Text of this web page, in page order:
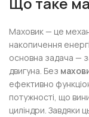
Маховик — це
накопичення
основна задача —
двигуна. Без
ефективно
потужності, що
циліндри. Завдяки